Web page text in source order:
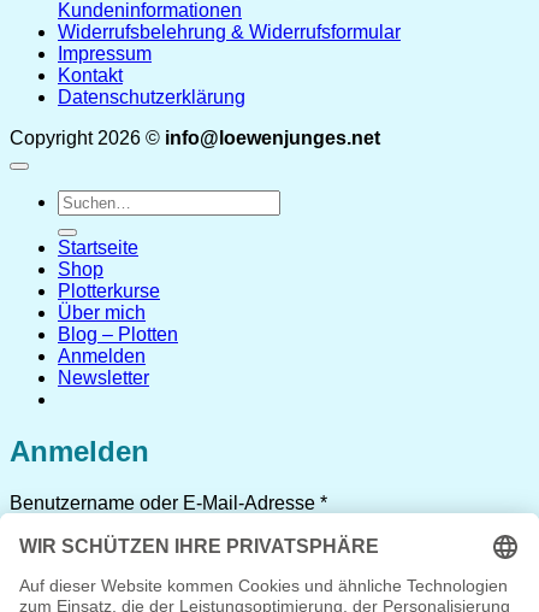
Kundeninformationen
Widerrufsbelehrung & Widerrufsformular
Impressum
Kontakt
Datenschutzerklärung
Copyright 2026 © info@loewenjunges.net
Suchen
nach:
Startseite
Shop
Plotterkurse
Über mich
Blog – Plotten
Anmelden
Newsletter
Anmelden
Benutzername oder E-Mail-Adresse *Erforderlich